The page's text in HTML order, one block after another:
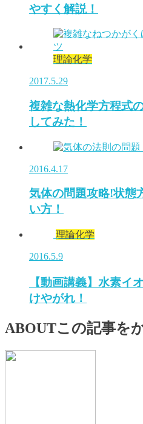
やすく解説！
理論化学
2017.5.29
複雑な熱化学方程式
してみた！
2016.4.17
気体の問題攻略!状態
い方！
理論化学
2016.5.9
【動画講義】水素イ
けやがれ！
ABOUTこの記事を